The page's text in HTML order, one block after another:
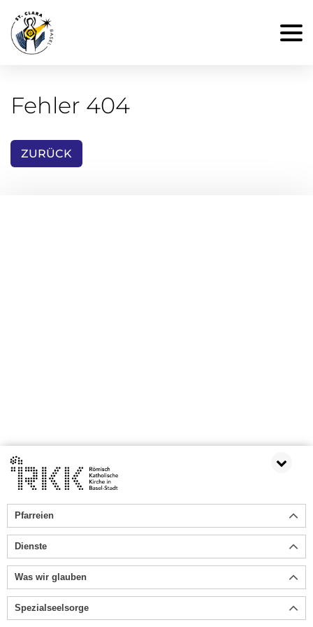
Fehler 404
ZURÜCK
Pfarreien
Dienste
Was wir glauben
Spezialseelsorge